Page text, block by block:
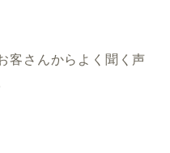
客さんからよく聞く声